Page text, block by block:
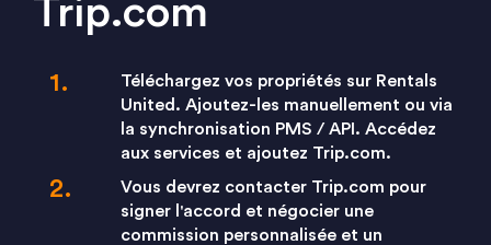
Trip.com
Téléchargez vos propriétés sur Rentals
United. Ajoutez-les manuellement ou via
la synchronisation PMS / API. Accédez
aux services et ajoutez Trip.com.
Vous devrez contacter Trip.com pour
signer l'accord et négocier une
commission personnalisée et un